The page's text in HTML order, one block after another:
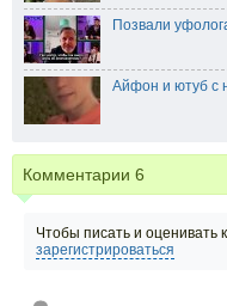
Позвали
Айфон и ютуб с
Комментарии 6
Чтобы писать и оценивать
зарегистрироваться